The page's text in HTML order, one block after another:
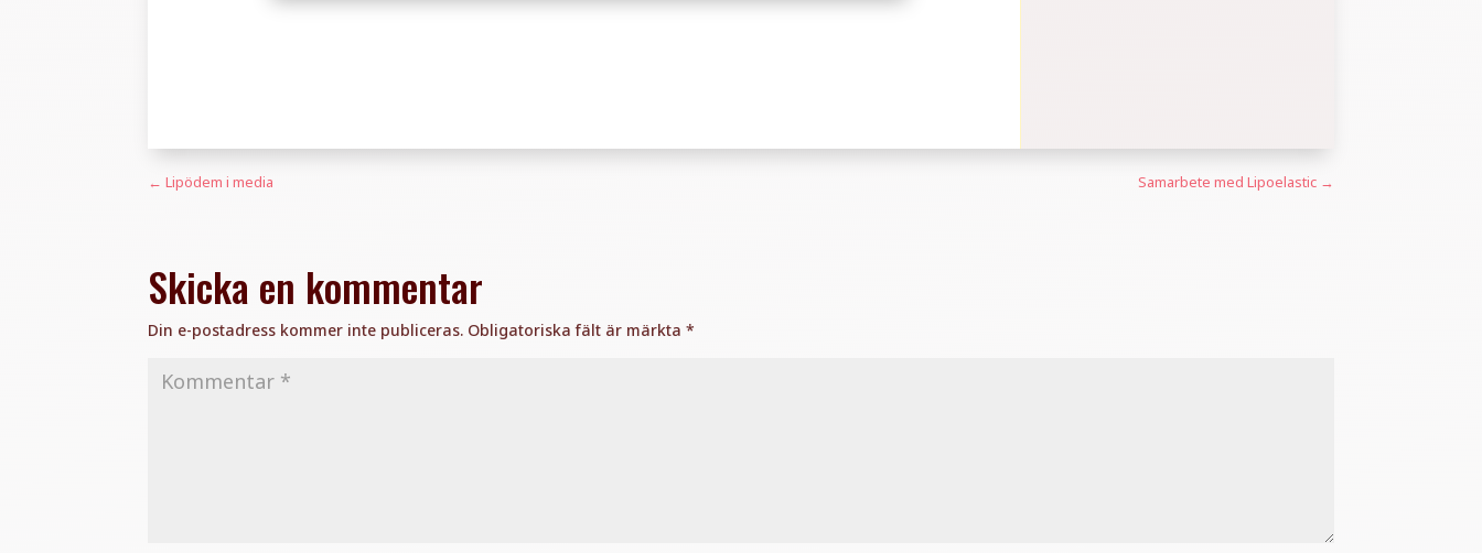
←Lipödem i media Samarbete med Lipoelastic→
Skicka en kommentar
Din e-postadress kommer inte publiceras. Obligatoriska fält är märkta*